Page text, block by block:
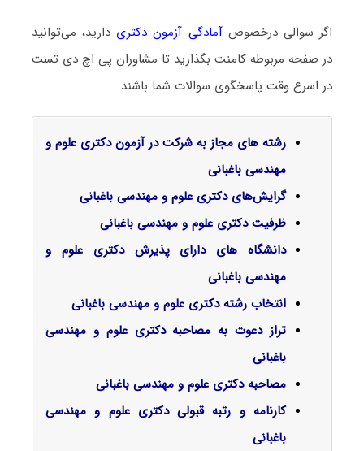
اگر سوالی درخصوصآمادگی آزمون دکتری دارید، می‌توانید
در صفحه مربوطه کامنت بگذارید تا مشاوران پی اچ دی تست
در اسرع وقت پاسخگوی سوالات شما باشند.
رشته های مجاز به شرکت در آزمون دکتری علوم و
مهندسی باغبانی
گرایش‌های دکتری علوم و مهندسی باغبانی
ظرفیت دکتری علوم و مهندسی باغبانی
دانشگاه های دارای پذیرش دکتری علوم و
مهندسی باغبانی
انتخاب رشته دکتری علوم و مهندسی باغبانی
تراز دعوت به مصاحبه دکتری علوم و مهندسی
باغبانی
مصاحبه دکتری علوم و مهندسی باغبانی
کارنامه و رتبه قبولی دکتری علوم و مهندسی
باغبانی